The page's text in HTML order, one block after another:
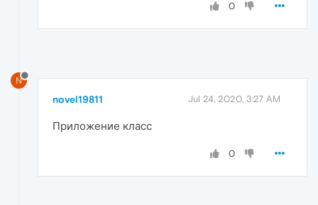
0
N
novel19811 Jul 24, 2020, 3:27 AM
Приложение класс
0